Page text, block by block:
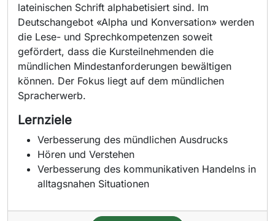
lateinischen Schrift alphabetisiert sind. Im
Deutschangebot «Alpha und Konversation» werden
die Lese- und Sprechkompetenzen soweit
gefördert, dass die Kursteilnehmenden die
mündlichen Mindestanforderungen bewältigen
können. Der Fokus liegt auf dem mündlichen
Spracherwerb.
Lernziele
Verbesserung des mündlichen Ausdrucks
Hören und Verstehen
Verbesserung des kommunikativen Handelns in
alltagsnahen Situationen